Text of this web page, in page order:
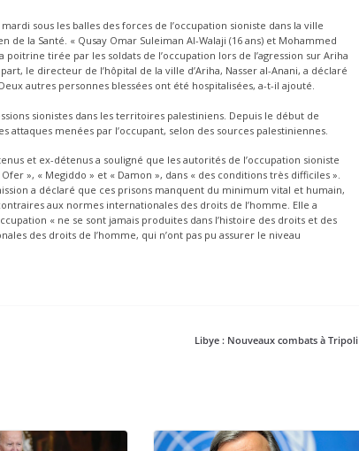
sous les balles des forces de l’occupation sioniste dans la ville
la Santé. « Qusay Omar Suleiman Al-Walaji (16 ans) et Mohammed
tirée par les soldats de l’occupation lors de l’agression sur Ariha
le directeur de l’hôpital de la ville d’Ariha, Nasser al-Anani, a déclaré
autres personnes blessées ont été hospitalisées, a-t-il ajouté.
sionistes dans les territoires palestiniens. Depuis le début de
attaques menées par l’occupant, selon des sources palestiniennes.
et ex-détenus a souligné que les autorités de l’occupation sioniste
», « Megiddo » et « Damon », dans « des conditions très difficiles ».
a déclaré que ces prisons manquent du minimum vital et humain,
aux normes internationales des droits de l’homme. Elle a
« ne se sont jamais produites dans l’histoire des droits et des
des droits de l’homme, qui n’ont pas pu assurer le niveau
Libye : Nouveaux combats à Tripoli